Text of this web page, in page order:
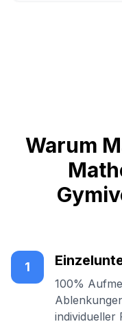
Warum
1
100%
individueller